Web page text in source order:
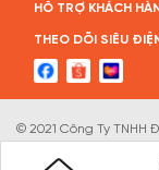
HỖ TRỢ KHÁCH
THEO DÕI SIÊU
© 2021 Công Ty TNHH
Lam Sơn - Lê Chân -
Tp.Hải phòng cấp